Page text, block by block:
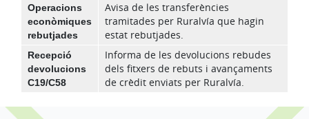
Operacions
econòmiques
rebutjades
Avisa de les transferències
tramitades per Ruralvía que hagin
estat rebutjades.
Recepció
devolucions
C19/C58
Informa de les devolucions rebudes
dels fitxers de rebuts i avançaments
de crèdit enviats per Ruralvía.